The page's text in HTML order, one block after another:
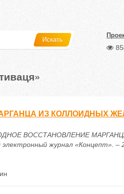
Искать
ИЗ КОЛЛОИДНЫХ
ВОССТАНОВЛЕНИЕ
журнал «Концепт». –